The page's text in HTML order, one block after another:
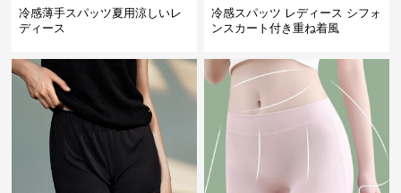
冷感薄手スパッツ夏用涼しいレ
ディース
冷感スパッツ レディース シフォ
ンスカート付き重ね着風